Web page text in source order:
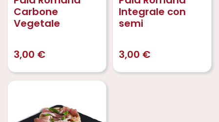
Carbone
Vegetale
3,00 €
Integrale con
semi
3,00 €